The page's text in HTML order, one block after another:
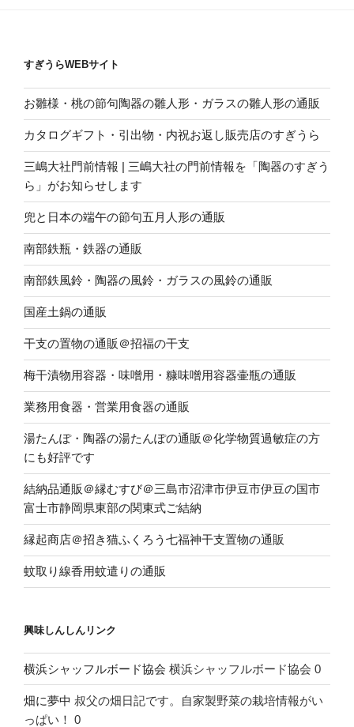
すぎうらWEBサイト
お雛様・桃の節句陶器の雛人形・ガラスの雛人形の通販
カタログギフト・引出物・内祝お返し販売店のすぎうら
三嶋大社門前情報 | 三嶋大社の門前情報を「陶器のすぎう
ら」がお知らせします
兜と日本の端午の節句五月人形の通販
南部鉄瓶・鉄器の通販
南部鉄風鈴・陶器の風鈴・ガラスの風鈴の通販
国産土鍋の通販
干支の置物の通販＠招福の干支
梅干漬物用容器・味噌用・糠味噌用容器壷瓶の通販
業務用食器・営業用食器の通販
湯たんぽ・陶器の湯たんぽの通販＠化学物質過敏症の方
にも好評です
結納品通販＠縁むすび＠三島市沼津市伊豆市伊豆の国市
富士市静岡県東部の関東式ご結納
縁起商店＠招き猫ふくろう七福神干支置物の通販
蚊取り線香用蚊遣りの通販
興味しんしんリンク
横浜シャッフルボード協会 横浜シャッフルボード協会 0
畑に夢中 叔父の畑日記です。自家製野菜の栽培情報がい
っぱい！ 0